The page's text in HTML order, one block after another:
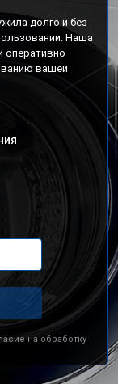
долго и без
Наша
оперативно
вашей
на обработку